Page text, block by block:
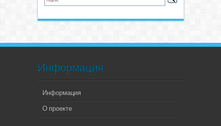
Информация
Информация
О проекте